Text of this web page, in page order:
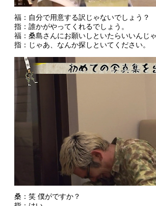
福：自分で用意する訳じゃないでしょう？
指：誰かがやってくれるでしょう。
福：桑島さんにお願いしといたらいいんじ
指：じゃあ、なんか探しといてください。
桑：笑 僕がですか？